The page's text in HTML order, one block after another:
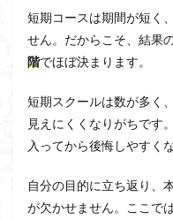
短期コースは期間が短く
せん。だからこそ、結果
階でほぼ決まります。
短期スクールは数が多く
見えにくくなりがちです
入ってから後悔しやすく
自分の目的に立ち返り、
が欠かせません。ここで